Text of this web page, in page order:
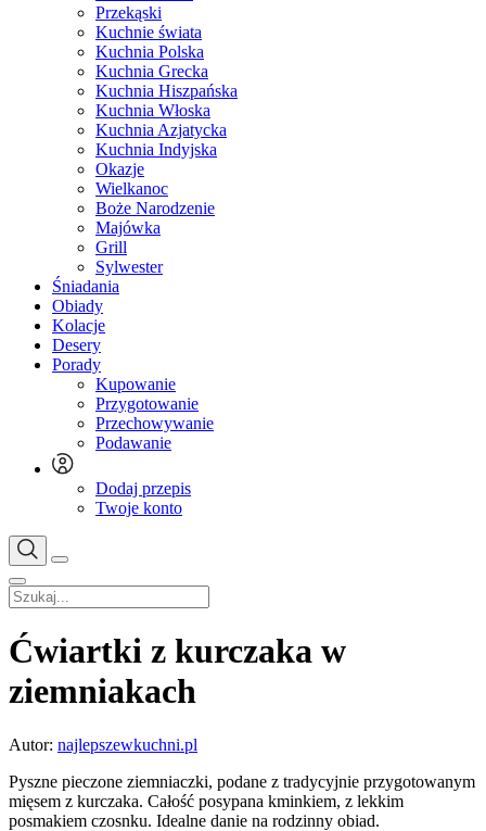
Przekąski
Kuchnie świata
Kuchnia Polska
Kuchnia Grecka
Kuchnia Hiszpańska
Kuchnia Włoska
Kuchnia Azjatycka
Kuchnia Indyjska
Okazje
Wielkanoc
Boże Narodzenie
Majówka
Grill
Sylwester
Śniadania
Obiady
Kolacje
Desery
Porady
Kupowanie
Przygotowanie
Przechowywanie
Podawanie
Dodaj przepis
Twoje konto
Ćwiartki z kurczaka w
ziemniakach
Autor: najlepszewkuchni.pl
Pyszne pieczone ziemniaczki, podane z tradycyjnie przygotowanym
mięsem z kurczaka. Całość posypana kminkiem, z lekkim
posmakiem czosnku. Idealne danie na rodzinny obiad.